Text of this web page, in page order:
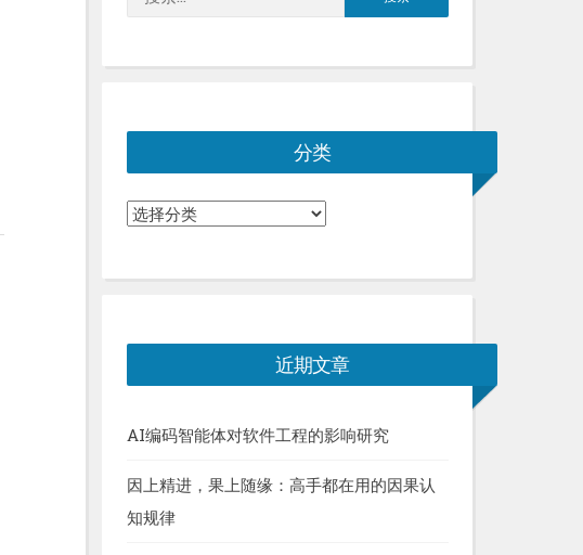
索：
分类
分
近期文章
AI编码智能体对软件工程的影响研究
因上精进，果上随缘：高手都在用的因果认
知规律